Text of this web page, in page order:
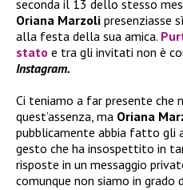
seconda il 13 dello stesso
Oriana Marzoli presenziasse
alla festa della sua amica.
stato e tra gli invitati non è
Instagram.
Ci teniamo a far presente che
quest’assenza, ma Oriana
pubblicamente abbia fatto gli
gesto che ha insospettito in
risposte in un messaggio
comunque non siamo in grado